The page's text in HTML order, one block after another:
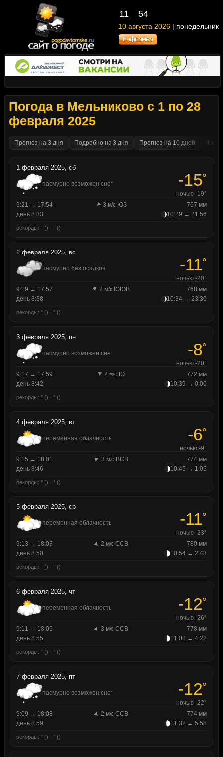
11 54
10 августа 2026 | понедельник
Погода в Мельниково с 1 по 28
февраля 2025
Прогноз на 3 дня Подробно на 3 дня Прогноз на 10 дней
1 февраля 2025, сб
пасмурно возможен снег -15°
ночью -19°
9:21 → 17:54
3 м/с ЮЗ
767 мм
день 8:33
10:29 → 21:56
рекорды: ° () · ° ()
2 февраля 2025, вс
пасмурно без осадков -11°
ночью -20°
9:19 → 17:57
2 м/с ЮЮВ
768 мм
день 8:38
10:34 → 23:30
рекорды: ° () · ° ()
3 февраля 2025, пн
пасмурно возможен снег -8°
ночью -20°
9:17 → 17:59
2 м/с Ю
772 мм
день 8:42
10:39 → 0:00
рекорды: ° () · ° ()
4 февраля 2025, вт
переменная облачность -6°
ночью -9°
9:15 → 18:01
3 м/с ВСВ
774 мм
день 8:46
10:45 → 1:05
рекорды: ° () · ° ()
5 февраля 2025, ср
переменная облачность -11°
ночью -23°
9:13 → 18:03
2 м/с ССВ
780 мм
день 8:50
10:54 → 2:43
рекорды: ° () · ° ()
6 февраля 2025, чт
переменная облачность -12°
ночью -26°
9:11 → 18:05
3 м/с ССВ
778 мм
день 8:55
11:08 → 4:22
рекорды: ° () · ° ()
7 февраля 2025, пт
пасмурно возможен снег -12°
ночью -22°
9:09 → 18:08
2 м/с ССВ
774 мм
день 8:59
11:32 → 5:58
рекорды: ° () · ° ()